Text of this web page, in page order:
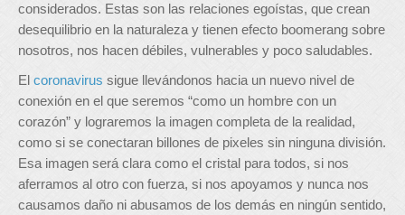
considerados. Estas son las relaciones egoístas, que crean
desequilibrio en la naturaleza y tienen efecto boomerang sobre
nosotros, nos hacen débiles, vulnerables y poco saludables.
El coronavirus sigue llevándonos hacia un nuevo nivel de
conexión en el que seremos “como un hombre con un
corazón” y lograremos la imagen completa de la realidad,
como si se conectaran billones de pixeles sin ninguna división.
Esa imagen será clara como el cristal para todos, si nos
aferramos al otro con fuerza, si nos apoyamos y nunca nos
causamos daño ni abusamos de los demás en ningún sentido,